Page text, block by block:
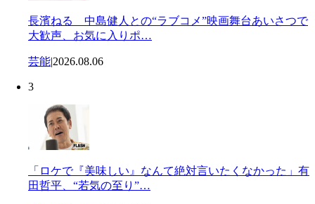
長濱ねる 中島健人との“ラブコメ”映画舞台あいさつで
大歓声、お気に入りポ…
芸能|2026.08.06
3
「ロケで『美味しい』なんて絶対言いたくなかった」有
田哲平、“若気の至り”…